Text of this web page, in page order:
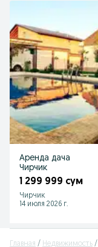
Аренда дача
Чирчик
1 299 999 сум
Чирчик
14 июля 2026 г.
Главная Недвижимость